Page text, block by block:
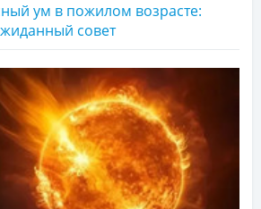
ум в пожилом возрасте:
совет